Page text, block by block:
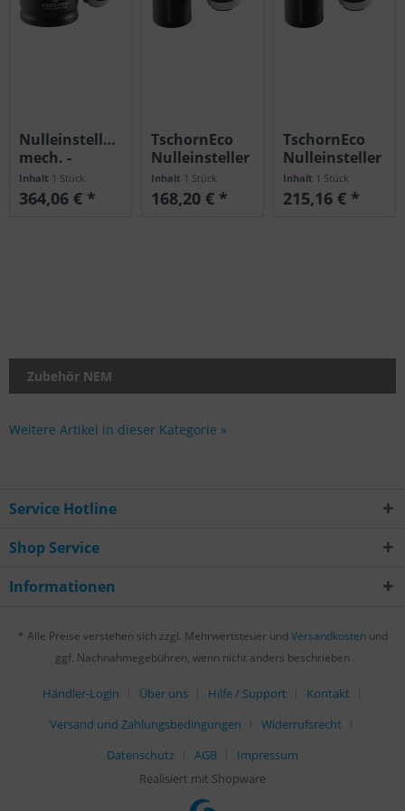
Nulleinstellgerät
mech. -
Tschorn-
(Magnet)
Inhalt 1 Stück
364,06 € *
TschornEco
Nulleinsteller
Inhalt 1 Stück
168,20 € *
TschornEco
Nulleinsteller
(Magnet)
Inhalt 1 Stück
215,16 € *
Zubehör NEM
Weitere Artikel in dieser Kategorie »
Service Hotline
Shop Service
Informationen
* Alle Preise verstehen sich zzgl. Mehrwertsteuer und Versandkostenund
ggf. Nachnahmegebühren, wenn nicht anders beschrieben
Händler-Login Über uns Hilfe / Support
Kontakt
Versand und Zahlungsbedingungen
Widerrufsrecht
Datenschutz
AGB
Impressum
Realisiert mit Shopware